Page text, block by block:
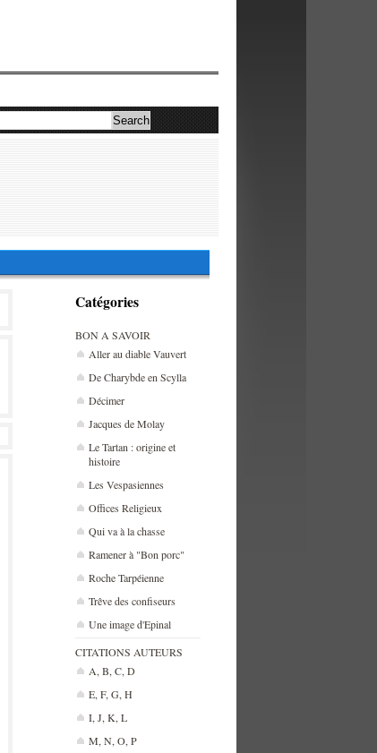
Catégories
BON A SAVOIR
Aller au diable Vauvert
De Charybde en Scylla
Décimer
Jacques de Molay
Le Tartan : origine et
histoire
Les Vespasiennes
Offices Religieux
Qui va à la chasse
Ramener à "Bon porc"
Roche Tarpéienne
Trêve des confiseurs
Une image d'Epinal
CITATIONS AUTEURS
A, B, C, D
E, F, G, H
I, J, K, L
M, N, O, P